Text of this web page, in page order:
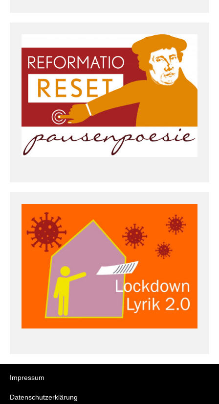
Impressum
Datenschutzerklärung